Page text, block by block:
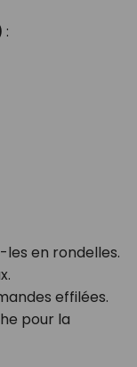
:
les en rondelles.
effilées.
pour la